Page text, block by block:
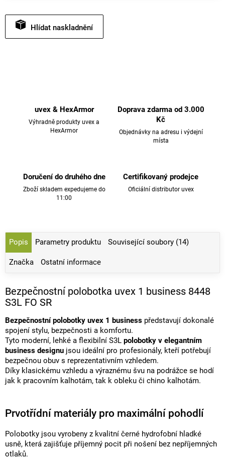
Hlídat
uvex & HexArmor
Výhradně produkty uvex a
HexArmor
Doprava zdarma od 3.000
Kč
Objednávky na adresu i výdejní
místa
Doručení do druhého dne
Zboží skladem expedujeme do
11:00
Certifikovaný prodejce
Oficiální distributor uvex
Popis Parametry produktu Související soubory (14)
Značka Ostatní informace
Bezpečnostní polobotka uvex 1 business 8448
S3L FO SR
Bezpečnostní polobotky uvex 1 business představují dokonalé
spojení stylu, bezpečnosti a komfortu.
Tyto moderní, lehké a flexibilní S3L polobotky v elegantním
business designu jsou ideální pro profesionály, kteří potřebují
bezpečnou obuv s reprezentativním vzhledem.
Díky klasickému vzhledu a výraznému švu na podrážce se hodí
jak k pracovním kalhotám, tak k obleku či chino kalhotám.
Prvotřídní materiály pro maximální pohodlí
Polobotky jsou vyrobeny z kvalitní černé hydrofobní hladké
usně, která zajišťuje příjemný pocit při nošení bez nepříjemných
otlaků.